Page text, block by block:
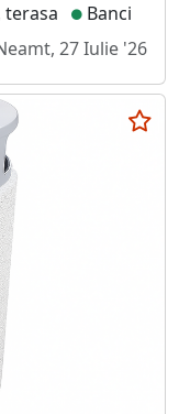
Banci
27 Iulie '26